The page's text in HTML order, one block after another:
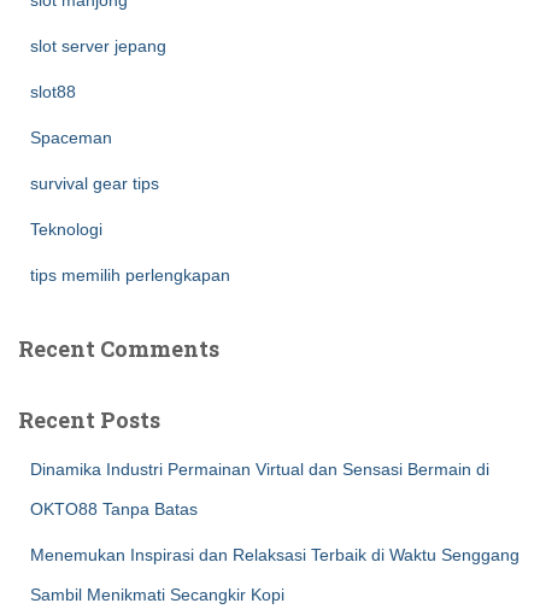
slot server jepang
slot88
Spaceman
survival gear tips
Teknologi
tips memilih perlengkapan
Recent Comments
Recent Posts
Dinamika Industri Permainan Virtual dan Sensasi Bermain di
OKTO88 Tanpa Batas
Menemukan Inspirasi dan Relaksasi Terbaik di Waktu Senggang
Sambil Menikmati Secangkir Kopi